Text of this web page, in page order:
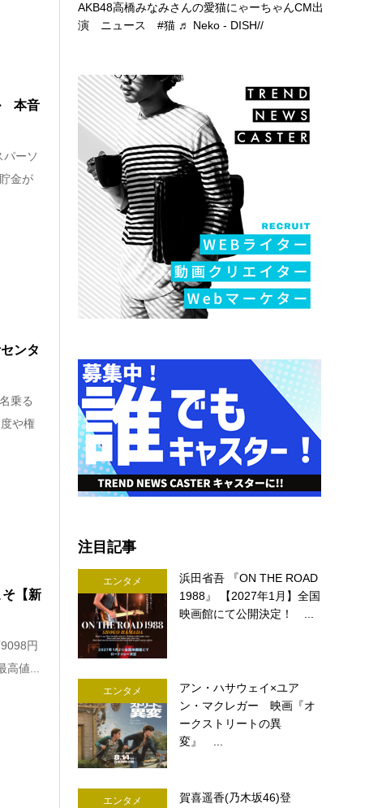
本音
ーソ
金が
ンタ
乗る
や権
そ【新
円
値...
AKB48高橋みなみさんの愛猫にゃーちゃんCM出
演 ニュース#猫 ♬ Neko - DISH//
注目記事
エンタメ
浜田省吾 『ON THE ROAD
1988』 【2027年1月】全国
映画館にて公開決定！ ...
エンタメ
アン・ハサウェイ×ユア
ン・マクレガー 映画『オ
ークストリートの異
変』 ...
エンタメ
賀喜遥香(乃木坂46)登